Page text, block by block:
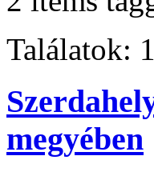
Találatok:
megyében